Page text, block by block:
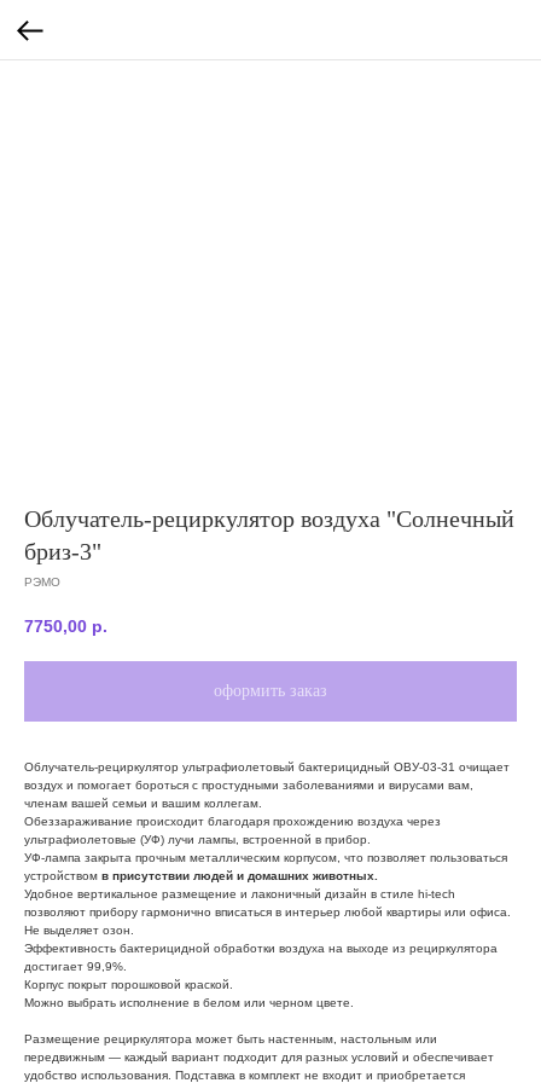
Облучатель-рециркулятор воздуха "Солнечный
бриз-3"
РЭМО
7750,00 р.
оформить заказ
Облучатель-рециркулятор ультрафиолетовый бактерицидный ОВУ-03-31 очищает
воздух и помогает бороться с простудными заболеваниями и вирусами вам,
членам вашей семьи и вашим коллегам.
Обеззараживание происходит благодаря прохождению воздуха через
ультрафиолетовые (УФ) лучи лампы, встроенной в прибор.
УФ-лампа закрыта прочным металлическим корпусом, что позволяет пользоваться
устройством в присутствии людей и домашних животных.
Удобное вертикальное размещение и лаконичный дизайн в стиле hi-tech
позволяют прибору гармонично вписаться в интерьер любой квартиры или офиса.
Не выделяет озон.
Эффективность бактерицидной обработки воздуха на выходе из рециркулятора
достигает 99,9%.
Корпус покрыт порошковой краской.
Можно выбрать исполнение в белом или черном цвете.
Размещение рециркулятора может быть настенным, настольным или
передвижным — каждый вариант подходит для разных условий и обеспечивает
удобство использования. Подставка в комплект не входит и приобретается